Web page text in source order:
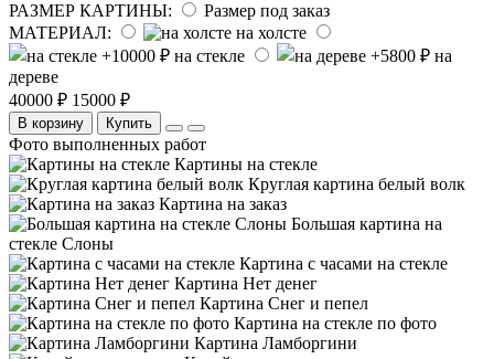
РАЗМЕР КАРТИНЫ:
Размер под заказ
МАТЕРИАЛ:
на холсте
на стекле
на
дереве
40000 ₽ 15000 ₽
В корзину Купить
Фото выполненных работ
Картины на стекле
Круглая картина белый волк
Картина на заказ
Большая картина на
стекле Слоны
Картина с часами на стекле
Картина Нет денег
Картина Снег и пепел
Картина на стекле по фото
Картина Ламборгини